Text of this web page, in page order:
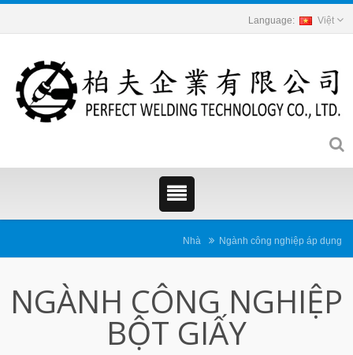
Việt
Nhà Ngành công nghiệp áp dụng
NGÀNH CÔNG NGHIỆP
BỘT GIẤY